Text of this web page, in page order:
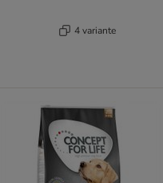
4 variante